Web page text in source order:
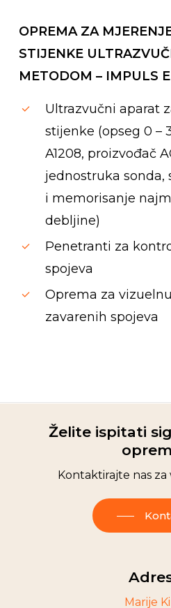
OPREMA ZA
STIJENKE
METODOM – IMPULS
Ultrazvučni aparat
stijenke (opseg 0 –
A1208, proizvođač
jednostruka sonda,
i memorisanje
debljine)
Penetranti za
spojeva
Oprema za
zavarenih spojeva
Želite ispitati
Kontaktirajte nas za
Marije